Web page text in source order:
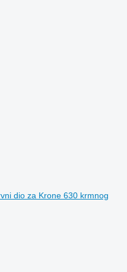
dio za Krone 630 krmnog